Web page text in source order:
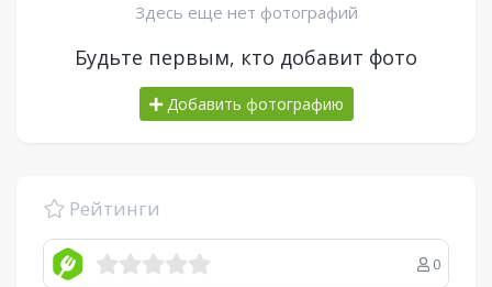
Здесь еще нет фотографий
Будьте первым, кто добавит фото
Добавить фотографию
Рейтинги
0